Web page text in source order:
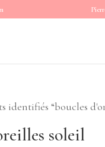
identifiés “boucles
soleil